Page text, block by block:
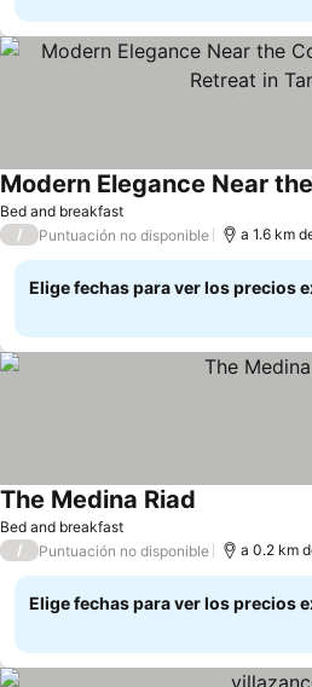
Bed and breakfast
Ver precios
/ Puntuación no disponible a 1.6 km
Elige fechas para ver los precios
Bed and breakfast
The Medina Riad
/ Puntuación no disponible a 0.2 km
Elige fechas para ver los precios